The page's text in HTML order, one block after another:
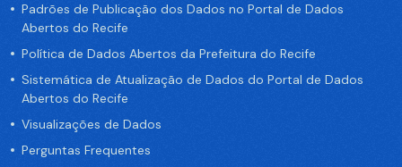
Padrões de Publicação dos Dados no Portal de Dados
Abertos do Recife
Política de Dados Abertos da Prefeitura do Recife
Sistemática de Atualização de Dados do Portal de Dados
Abertos do Recife
Visualizações de Dados
Perguntas Frequentes